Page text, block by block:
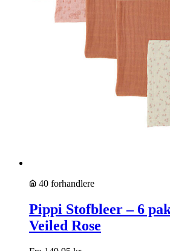
40 forhandlere
Pippi Stofbleer – 6
Veiled Rose